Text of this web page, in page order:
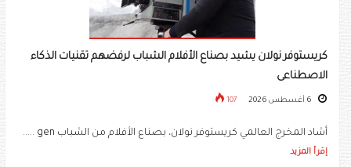
كريستوفر نولان يشيد بصناع الأفلام الشباب لرفضهم تقنيات الذكاء
الاصطناعى
107
أشاد المخرج العالمي كريستوفر نولان، بصناع الأفلام من الشباب gen .....
إقرأ المزيد